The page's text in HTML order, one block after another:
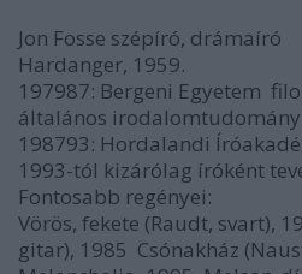
Jon Fosse szépíró, drámaíró
Hardanger, 1959.
197987: Bergeni Egyetem 
általános irodalomtudomány
198793: Hordalandi
1993-tól kizárólag íróként
Fontosabb regényei:
Vörös, fekete (Raudt, svart),
gitar), 1985  Csónakház